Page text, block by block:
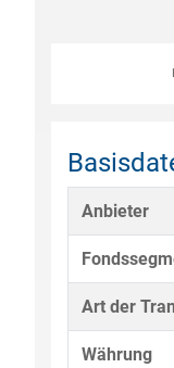
Anbieter
Art der
Währung